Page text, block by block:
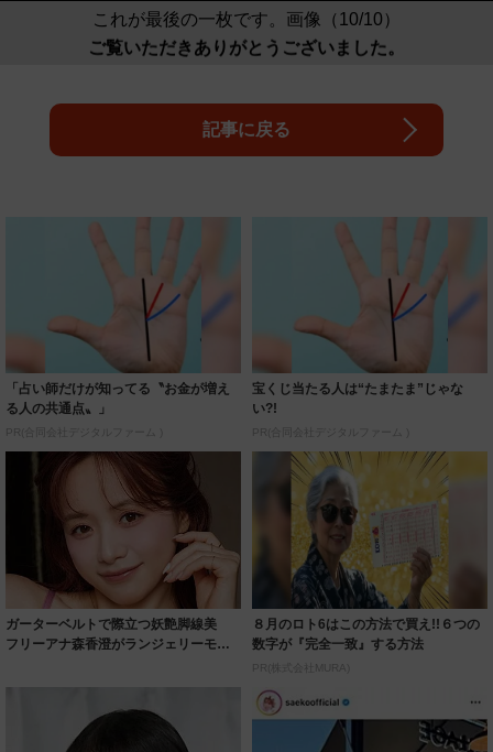
これが最後の一枚です。画像（10/10）
ご覧いただきありがとうございました。
記事に戻る
「占い師だけが知ってる〝お金が増え
る人の共通点〟」
PR(合同会社デジタルファーム )
宝くじ当たる人は“たまたま”じゃな
い?!
PR(合同会社デジタルファーム )
ガーターベルトで際立つ妖艶脚線美
フリーアナ森香澄がランジェリーモデ
８月のロト6はこの方法で買え!!６つの
数字が『完全一致』する方法
PR(株式会社MURA)